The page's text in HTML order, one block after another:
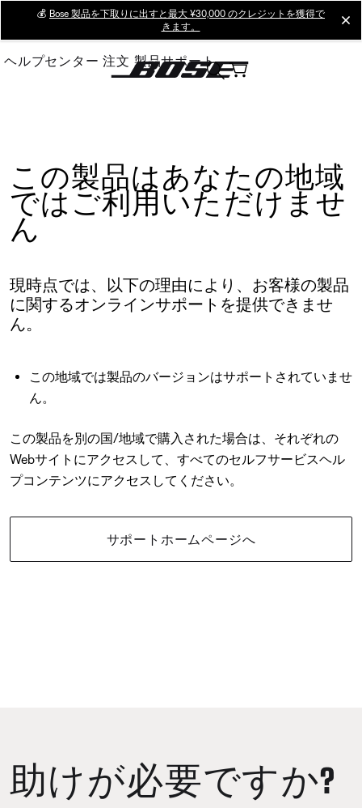
Main
💰 Bose 製品を下取りに出すと最大 ¥30,000 のクレジットを獲得で
きます。
ヘルプセンター 注文 製品サポート
この製品はあなたの地域
ではご利用いただけませ
ん
現時点では、以下の理由により、お客様の製品
に関するオンラインサポートを提供できませ
ん。
この地域では製品のバージョンはサポートされていませ
ん。
この製品を別の国/地域で購入された場合は、それぞれの
Webサイトにアクセスして、すべてのセルフサービスヘル
プコンテンツにアクセスしてください。
サポートホームページへ
助けが必要ですか?